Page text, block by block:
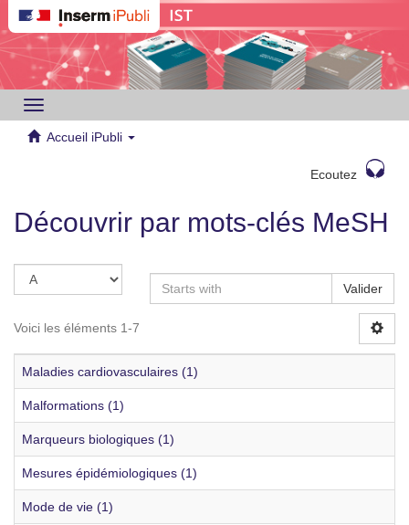
Toggle
navigation
Accueil iPubli
Ecoutez
Découvrir par mots-clés MeSH
Valider
Voici les éléments 1-7
Maladies cardiovasculaires (1)
Malformations (1)
Marqueurs biologiques (1)
Mesures épidémiologiques (1)
Mode de vie (1)